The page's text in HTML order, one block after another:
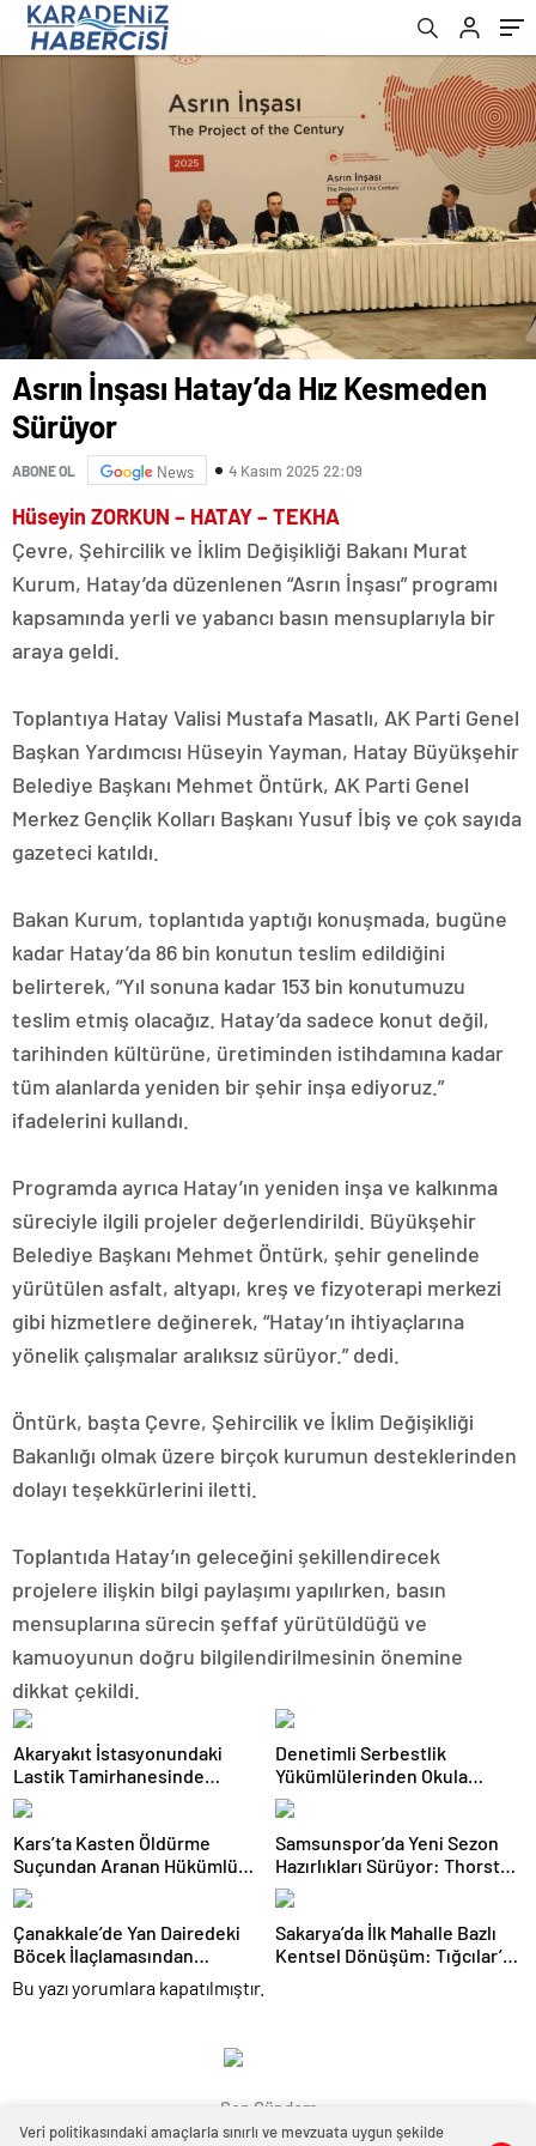
Asrın İnşası Hatay’da Hız Kesmeden
Sürüyor
ABONE OL News 4 Kasım 2025 22:09
Hüseyin ZORKUN – HATAY – TEKHA
Çevre, Şehircilik ve İklim Değişikliği Bakanı Murat
Kurum, Hatay’da düzenlenen “Asrın İnşası” programı
kapsamında yerli ve yabancı basın mensuplarıyla bir
araya geldi.
Toplantıya Hatay Valisi Mustafa Masatlı, AK Parti Genel
Başkan Yardımcısı Hüseyin Yayman, Hatay Büyükşehir
Belediye Başkanı Mehmet Öntürk, AK Parti Genel
Merkez Gençlik Kolları Başkanı Yusuf İbiş ve çok sayıda
gazeteci katıldı.
Bakan Kurum, toplantıda yaptığı konuşmada, bugüne
kadar Hatay’da 86 bin konutun teslim edildiğini
belirterek, “Yıl sonuna kadar 153 bin konutumuzu
teslim etmiş olacağız. Hatay’da sadece konut değil,
tarihinden kültürüne, üretiminden istihdamına kadar
tüm alanlarda yeniden bir şehir inşa ediyoruz.”
ifadelerini kullandı.
Programda ayrıca Hatay’ın yeniden inşa ve kalkınma
süreciyle ilgili projeler değerlendirildi. Büyükşehir
Belediye Başkanı Mehmet Öntürk, şehir genelinde
yürütülen asfalt, altyapı, kreş ve fizyoterapi merkezi
gibi hizmetlere değinerek, “Hatay’ın ihtiyaçlarına
yönelik çalışmalar aralıksız sürüyor.” dedi.
Öntürk, başta Çevre, Şehircilik ve İklim Değişikliği
Bakanlığı olmak üzere birçok kurumun desteklerinden
dolayı teşekkürlerini iletti.
Toplantıda Hatay’ın geleceğini şekillendirecek
projelere ilişkin bilgi paylaşımı yapılırken, basın
mensuplarına sürecin şeffaf yürütüldüğü ve
kamuoyunun doğru bilgilendirilmesinin önemine
dikkat çekildi.
Akaryakıt İstasyonundaki
Lastik Tamirhanesinde
Yangın Çıktı
Denetimli Serbestlik
Yükümlülerinden Okula
Temizlik Desteği
Kars’ta Kasten Öldürme
Suçundan Aranan Hükümlü
JASAT Operasyonuyla
Yakalandı
Samsunspor’da Yeni Sezon
Hazırlıkları Sürüyor: Thorsten
Fink Yönetiminde İdman
Çanakkale’de Yan Dairedeki
Böcek İlaçlamasından
Zehirlenen 9 Yaşındaki Yusuf
Yaşamını Yitirdi
Sakarya’da İlk Mahalle Bazlı
Kentsel Dönüşüm: Tığcılar’da
Bu yazı yorumlara kapatılmıştır.
Son Gündem
Veri politikasındaki amaçlarla sınırlı ve mevzuata uygun şekilde